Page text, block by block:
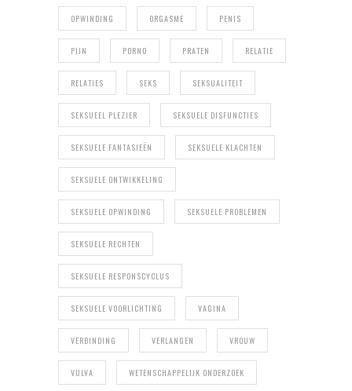
OPWINDING ORGASME PENIS
PIJN PORNO PRATEN RELATIE
RELATIES SEKS SEKSUALITEIT
SEKSUEEL PLEZIER SEKSUELE DISFUNCTIES
SEKSUELE FANTASIEËN SEKSUELE KLACHTEN
SEKSUELE ONTWIKKELING
SEKSUELE OPWINDING SEKSUELE PROBLEMEN
SEKSUELE RECHTEN
SEKSUELE RESPONSCYCLUS
SEKSUELE VOORLICHTING VAGINA
VERBINDING VERLANGEN VROUW
VULVA WETENSCHAPPELIJK ONDERZOEK